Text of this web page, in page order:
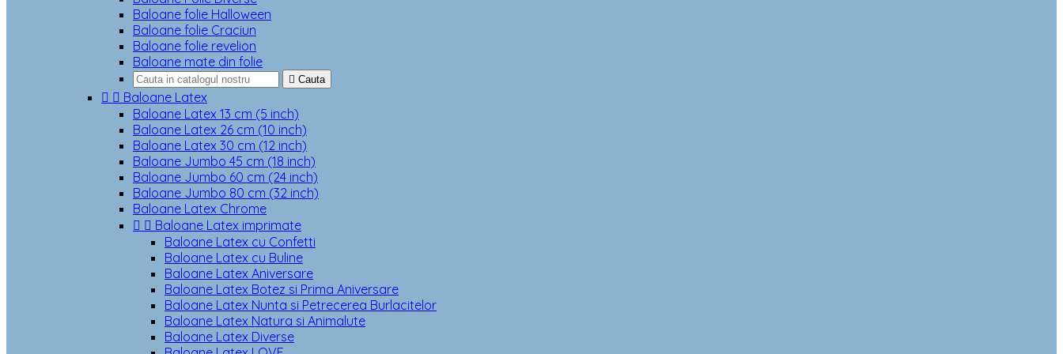
Baloane folie Halloween
Baloane folie Craciun
Baloane folie revelion
Baloane mate din folie
 Cauta
  Baloane Latex
Baloane Latex 13 cm (5 inch)
Baloane Latex 26 cm (10 inch)
Baloane Latex 30 cm (12 inch)
Baloane Jumbo 45 cm (18 inch)
Baloane Jumbo 60 cm (24 inch)
Baloane Jumbo 80 cm (32 inch)
Baloane Latex Chrome
  Baloane Latex imprimate
Baloane Latex cu Confetti
Baloane Latex cu Buline
Baloane Latex Aniversare
Baloane Latex Botez si Prima Aniversare
Baloane Latex Nunta si Petrecerea Burlacitelor
Baloane Latex Natura si Animalute
Baloane Latex Diverse